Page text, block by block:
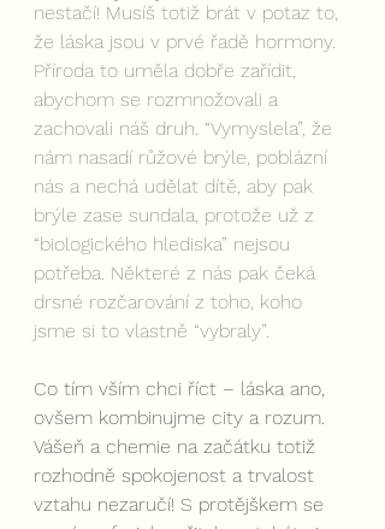
nestačí! Musíš totiž brát v potaz to,
že láska jsou v prvé řadě hormony.
Příroda to uměla dobře zařídit,
abychom se rozmnožovali a
zachovali náš druh. “Vymyslela”, že
nám nasadí růžové brýle, poblázní
nás a nechá udělat dítě, aby pak
brýle zase sundala, protože už z
“biologického hlediska” nejsou
potřeba. Některé z nás pak čeká
drsné rozčarování z toho, koho
jsme si to vlastně “vybraly”.
Co tím vším chci říct – láska ano,
ovšem kombinujme city a rozum.
Vášeň a chemie na začátku totiž
rozhodně spokojenost a trvalost
vztahu nezaručí! S protějškem se